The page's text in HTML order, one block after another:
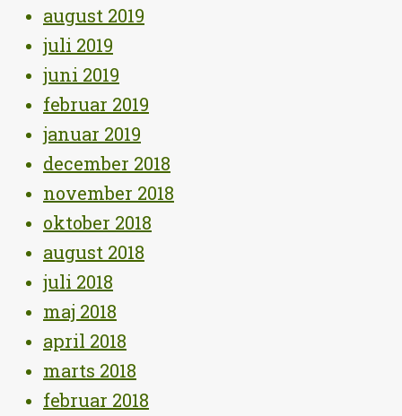
august 2019
juli 2019
juni 2019
februar 2019
januar 2019
december 2018
november 2018
oktober 2018
august 2018
juli 2018
maj 2018
april 2018
marts 2018
februar 2018